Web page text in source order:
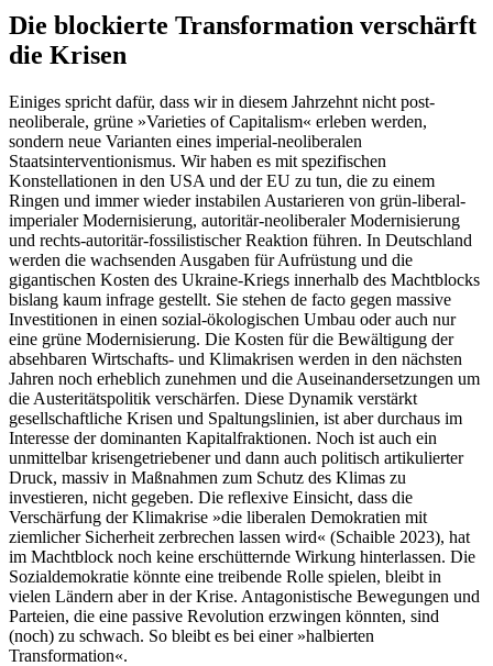
Die blockierte Transformation verschärft
die Krisen
Einiges spricht dafür, dass wir in diesem Jahr­zehnt nicht post-
neoliberale, grüne »Varieties of Capitalism« erleben werden,
sondern neue Varianten eines imperial-neoliberalen
Staatsinterventionismus. Wir haben es mit spezifischen
Konstellationen in den USA und der EU zu tun, die zu einem
Ringen und immer wieder instabilen Austarieren von grün-liberal-
imperialer Modernisierung, autoritär-neoliberaler Modernisierung
und rechts-autoritär-fossilistischer Reaktion führen. In Deutschland
werden die wachsenden Ausgaben für Aufrüstung und die
gigantischen Kosten des Ukraine-Kriegs innerhalb des Machtblocks
bislang kaum infrage gestellt. Sie stehen de facto gegen massive
Investitionen in einen sozial-ökologischen Umbau oder auch nur
eine grüne Modernisierung. Die Kosten für die Bewältigung der
absehbaren Wirtschafts- und Klimakrisen werden in den nächsten
Jahren noch erheblich zunehmen und die Auseinandersetzungen um
die Austeritätspolitik verschärfen. Diese Dynamik verstärkt
gesellschaftliche Krisen und Spaltungslinien, ist aber durchaus im
Interesse der dominanten Kapitalfraktionen. Noch ist auch ein
unmittelbar krisengetriebener und dann auch politisch artikulierter
Druck, massiv in Maßnahmen zum Schutz des Klimas zu
investieren, nicht gegeben. Die reflexive Einsicht, dass die
Verschärfung der Klimakrise »die liberalen Demokratien mit
ziemlicher Sicherheit zerbrechen lassen wird« (Schaible 2023), hat
im Machtblock noch keine erschütternde Wirkung hinterlassen. Die
Sozialdemokratie könnte eine treibende Rolle spielen, bleibt in
vielen Ländern aber in der Krise. Antagonistische Bewegungen und
Parteien, die eine passive Revolution erzwingen könnten, sind
(noch) zu schwach. So bleibt es bei einer »halbierten
Transformation«.